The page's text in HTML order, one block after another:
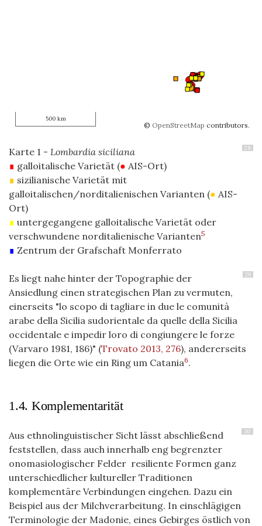
© OpenStreetMap contributors.
500 km
28
Karte 1 - Lombardia siciliana
∎ galloitalische Varietät (● AIS-Ort)
∎ sizilianische Varietät mit
galloitalischen/norditalienischen Varianten (● AIS-
Ort)
∎ untergegangene galloitalische Varietät oder
verschwundene norditalienische Varianten5
∎ Zentrum der Grafschaft Monferrato
29
Es liegt nahe hinter der Topographie der
Ansiedlung einen strategischen Plan zu vermuten,
einerseits "lo scopo di tagliare in due le comunità
arabe della Sicilia sudorientale da quelle della Sicilia
occidentale e impedir loro di congiungere le forze
(Varvaro 1981, 186)" (Trovato 2013, 276), andererseits
liegen die Orte wie ein Ring um Catania6.
1.4. Komplementarität
30
Aus ethnolinguistischer Sicht lässt abschließend
feststellen, dass auch innerhalb eng begrenzter
onomasiologischer Felder resiliente Formen ganz
unterschiedlicher kultureller Traditionen
komplementäre Verbindungen eingehen. Dazu ein
Beispiel aus der Milchverarbeitung. In einschlägigen
Terminologie der Madonie, eines Gebirges östlich von